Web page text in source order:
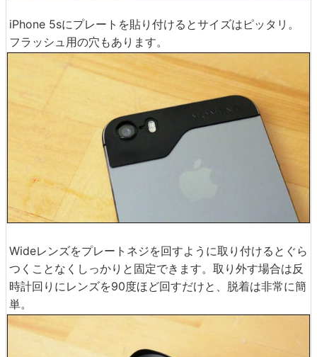
iPhone 5sにプレートを貼り付けるとサイズはピッタリ。
フラッシュ用の穴もあります。
Wideレンズをプレートネジを回すように取り付けるとぐら
つくことなくしっかりと固定できます。取り外す場合は反
時計回りにレンズを90度ほど回すだけと、脱着は非常に簡
単。